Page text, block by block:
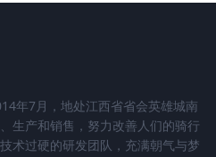
年7月，地处江西省省会英雄城南
生产和销售，努力改善人们的骑行
术过硬的研发团队，充满朝气与梦